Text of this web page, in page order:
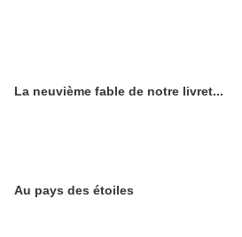
La neuvième fable de notre livret...
Au pays des étoiles